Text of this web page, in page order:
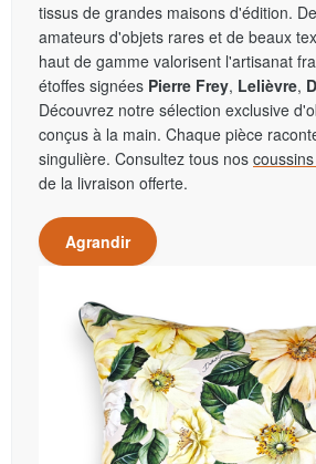
tissus de grandes maisons d'édition.
amateurs d'objets rares et de beaux
haut de gamme valorisent l'artisanat
étoffes signées Pierre Frey, Lelièvre,
Découvrez notre sélection exclusive
conçus à la main. Chaque pièce
singulière. Consultez tous nos
de la livraison offerte.
Agrandir